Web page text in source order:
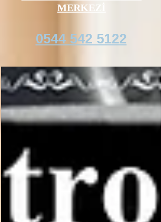
MERKEZİ
0544 542 5122